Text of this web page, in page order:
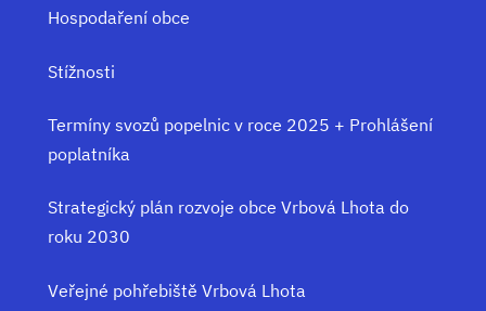
Hospodaření obce
Stížnosti
Termíny svozů popelnic v roce 2025 + Prohlášení
poplatníka
Strategický plán rozvoje obce Vrbová Lhota do
roku 2030
Veřejné pohřebiště Vrbová Lhota